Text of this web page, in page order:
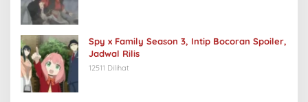
Spy x Family Season 3, Intip Bocoran Spoiler,
Jadwal Rilis
12511 Dilihat